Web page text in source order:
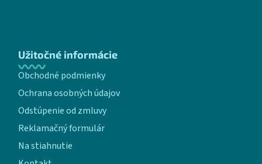
Užitočné informácie
Obchodné podmienky
Ochrana osobných údajov
Odstúpenie od zmluvy
Reklamačný formulár
Na stiahnutie